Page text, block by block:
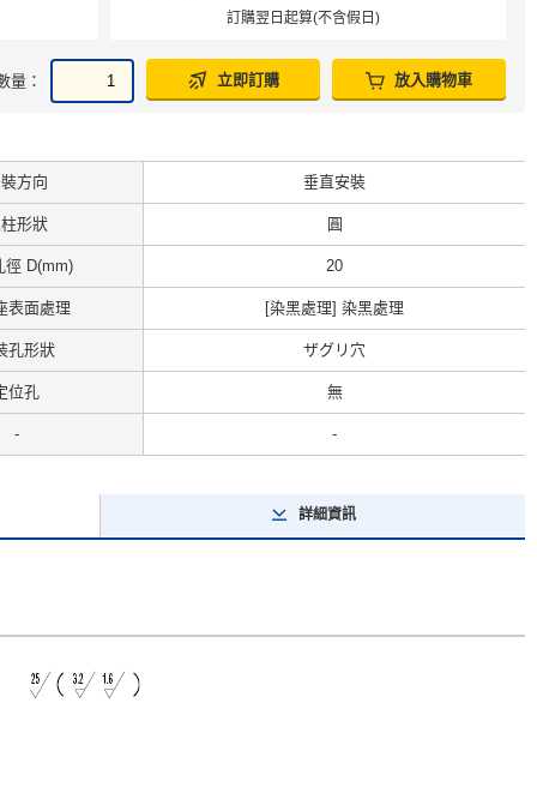
訂購翌日起算(不含假日)
量： 立即訂購 放入購物車
方向 垂直安裝
形狀 圓
徑 D(mm) 20
表面處理 [染黑處理] 染黑處理
孔形狀 ザグリ穴
位孔 無
- -
詳細資訊